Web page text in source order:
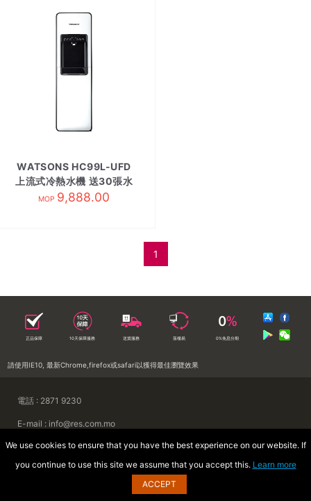
WATSONS HC99L-UFD
上流式冷熱水機 送30張水
券/需訂 白
MOP 9,888.00
1
正品保障 10天保障服務 送貨服務 落樓易 0%免息分期
請使用IE10, 最新Chrome,firefox或safari以獲得最佳瀏覽效果
電話 : 2871 9230
E-mail : info@res.com.mo
地址 : 澳門慕拉士前地來來集團大廈
Copyright © 2026 澳門來來電器廣場
We use cookies to ensure that you have the best experience on our website. If
you continue to use this site we assume that you accept this. Learn more
ACCEPT